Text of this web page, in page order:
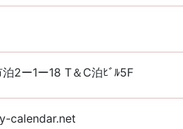
2ー1ー18 T＆C泊ﾋﾞﾙ5F
calendar.net